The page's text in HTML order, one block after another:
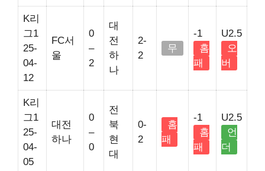
K리
그1
25-
04-
12
FC서
울
0
–
2
대
전
하
나
2-
2
무
-1
홈
패
U2.5
오
버
K리
그1
25-
04-
05
대전
하나
0
–
0
전
북
현
대
0-
2
홈
패
-1
홈
패
U2.5
언
더